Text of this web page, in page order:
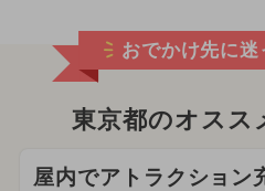
2026年5月のイベント
イルミネーション
おでかけ先に迷
東京都のオスス
屋内でアトラクション